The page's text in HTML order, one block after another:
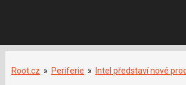
Root.cz » Periferie » Intel představí nové